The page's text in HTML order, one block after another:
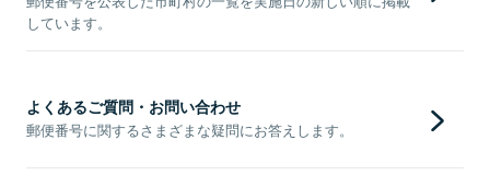
しています。
よくあるご質問・お問い合わせ
郵便番号に関するさまざまな疑問にお答えします。